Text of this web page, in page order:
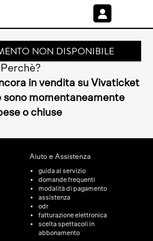
NON DISPONIBILE
Perchè?
in vendita su Vivaticket
sono momentaneamente
o chiuse
Aiuto e Assistenza
guida al servizio
domande frequenti
modalità di pagamento
assistenza
odr
fatturazione elettronica
scelta spettacoli in
abbonamento